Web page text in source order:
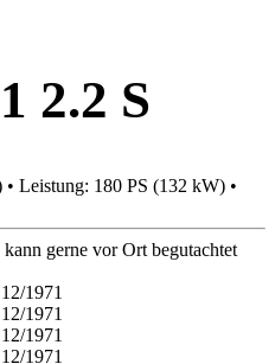
2.2 S
Leistung: 180 PS (132 kW) •
gerne vor Ort begutachtet